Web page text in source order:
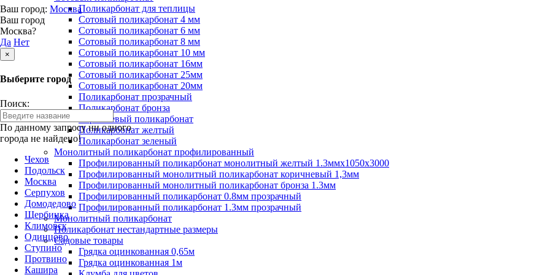
Ваш город: Москва
Ваш город
Москва?
Да Нет
×
Выберите город
Поиск:
По данному запросу ни одного
города не найдено!
Чехов
Подольск
Москва
Серпухов
Домодедово
Щербинка
Климовск
Одинцово
Ступино
Протвино
Кашира
Поликарбонат для теплицы
Сотовый поликарбонат 4 мм
Сотовый поликарбонат 6 мм
Сотовый поликарбонат 8 мм
Сотовый поликарбонат 10 мм
Сотовый поликарбонат 16мм
Сотовый поликарбонат 25мм
Сотовый поликарбонат 20мм
Поликарбонат прозрачный
Поликарбонат бронза
Коричневый поликарбонат
Поликарбонат желтый
Поликарбонат зеленый
Монолитный поликарбонат профилированный
Профилированный поликарбонат монолитный желтый 1.3ммх1050х3000
Профилированный монолитный поликарбонат коричневый 1,3мм
Профилированный монолитный поликарбонат бронза 1.3мм
Профилированный поликарбонат 0.8мм прозрачный
Профилированный поликарбонат 1.3мм прозрачный
Монолитный поликарбонат
Поликарбонат нестандартные размеры
Садовые товары
Грядка оцинкованная 0,65м
Грядка оцинкованная 1м